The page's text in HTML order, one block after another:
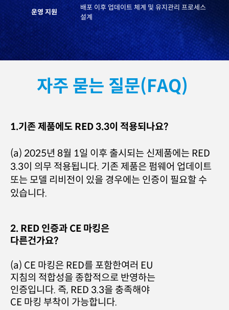
운영 지원
배포 이후 업데이트 체계 및 유지관리 프로세스
설계
자주 묻는 질문(FAQ)
1.기존 제품에도 RED 3.3이 적용되나요?
(a) 2025년 8월 1일 이후 출시되는 신제품에는 RED
3.3이 의무 적용됩니다. 기존 제품은 펌웨어 업데이트
또는 모델 리비전이 있을 경우에는 인증이 필요할 수
있습니다.
2. RED 인증과 CE 마킹은
다른건가요?
(a) CE 마킹은 RED를 포함한여러 EU
지침의 적합성을 종합적으로 반영하는
인증입니다. 즉, RED 3.3을 충족해야
CE 마킹 부착이 가능합니다.